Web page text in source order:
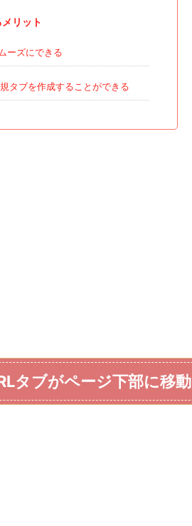
リット
ーズにできる
タブを作成することができる
タブがページ下部に移動